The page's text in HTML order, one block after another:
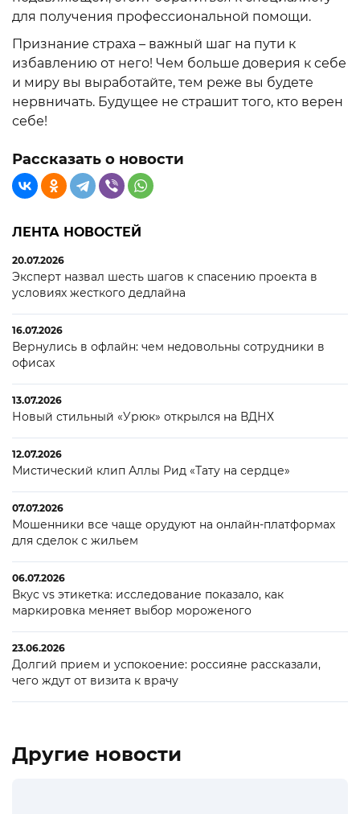
для получения профессиональной помощи.
Признание страха – важный шаг на пути к
избавлению от него! Чем больше доверия к себе
и миру вы выработайте, тем реже вы будете
нервничать. Будущее не страшит того, кто верен
себе!
Рассказать о новости
ЛЕНТА НОВОСТЕЙ
20.07.2026
Эксперт назвал шесть шагов к спасению проекта в
условиях жесткого дедлайна
16.07.2026
Вернулись в офлайн: чем недовольны сотрудники в
офисах
13.07.2026
Новый стильный «Урюк» открылся на ВДНХ
12.07.2026
Мистический клип Аллы Рид «Тату на сердце»
07.07.2026
Мошенники все чаще орудуют на онлайн-платформах
для сделок с жильем
06.07.2026
Вкус vs этикетка: исследование показало, как
маркировка меняет выбор мороженого
23.06.2026
Долгий прием и успокоение: россияне рассказали,
чего ждут от визита к врачу
Другие новости